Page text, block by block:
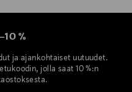
10 %
ja ajankohtaiset uutuudet.
jolla saat 10 %:n